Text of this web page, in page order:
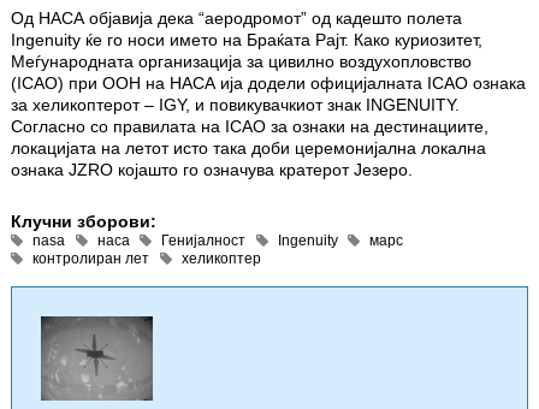
Од НАСА објавија дека “аеродромот” од кадешто полета
Ingenuity ќе го носи името на Браќата Рајт. Како куриозитет,
Меѓународната организација за цивилно воздухопловство
(ICAO) при ООН на НАСА ија додели официјалната ICAO ознака
за хеликоптерот – IGY, и повикувачкиот знак INGENUITY.
Согласно со правилата на ICAO за ознаки на дестинациите,
локацијата на летот исто така доби церемонијална локална
ознака JZRO којашто го означува кратерот Језеро.
Клучни зборови:
nasa наса Генијалност Ingenuity
марс
контролиран лет
хеликоптер